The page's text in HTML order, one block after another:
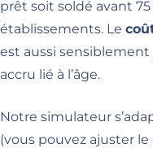
prêt soit soldé avant
établissements. Le
est aussi
accru lié à l’âge.
Notre simulateur
(vous pouvez ajuster